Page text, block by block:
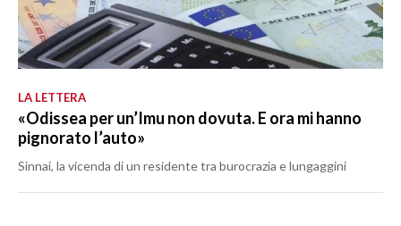
LA LETTERA
«Odissea per un’Imu non dovuta. E ora mi hanno
pignorato l’auto»
Sinnai, la vicenda di un residente tra burocrazia e lungaggini